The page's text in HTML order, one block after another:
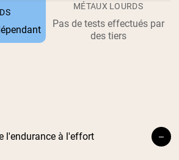
MÉTAUX LOURDS
Pas de tests effectués par
des tiers
l'endurance à l'effort